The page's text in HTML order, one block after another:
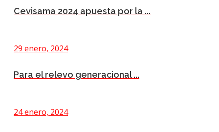
Cevisama 2024 apuesta por la ...
29 enero, 2024
Para el relevo generacional ...
24 enero, 2024